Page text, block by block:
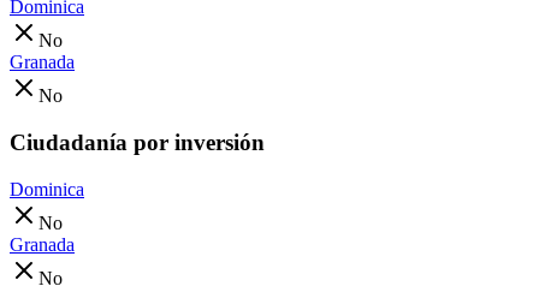
Dominica
No
Granada
No
Ciudadanía por inversión
Dominica
No
Granada
No